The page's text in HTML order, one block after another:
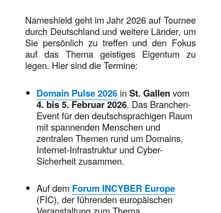
Nameshield geht im Jahr 2026 auf Tournee
durch Deutschland und weitere Länder, um
Sie persönlich zu treffen und den Fokus
auf das Thema geistiges Eigentum zu
legen. Hier sind die Termine:
Domain Pulse 2026 inSt. Gallen vom
4. bis 5. Februar 2026. Das Branchen-
Event für den deutschsprachigen Raum
mit spannenden Menschen und
zentralen Themen rund um Domains,
Internet-Infrastruktur und Cyber-
Sicherheit zusammen.
Auf dem Forum INCYBER Europe
(FIC), der führenden europäischen
Veranstaltung zum Thema